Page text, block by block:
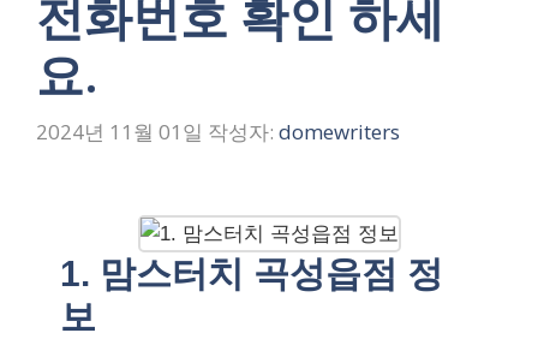
전화번호 확인 하세
요.
2024년 11월 01일 작성자: domewriters
1. 맘스터치 곡성읍점 정
보